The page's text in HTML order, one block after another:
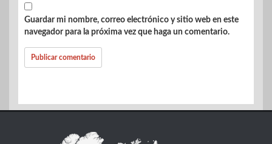
Guardar mi nombre, correo electrónico y sitio web en este
navegador para la próxima vez que haga un comentario.